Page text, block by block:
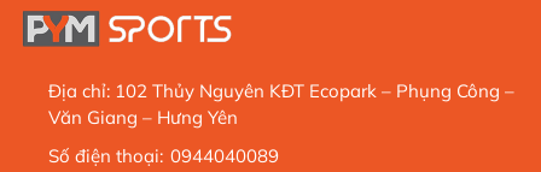
Địa chỉ: 102 Thủy Nguyên KĐT Ecopark – Phụng Công –
Văn Giang – Hưng Yên
Số điện thoại: 0944040089